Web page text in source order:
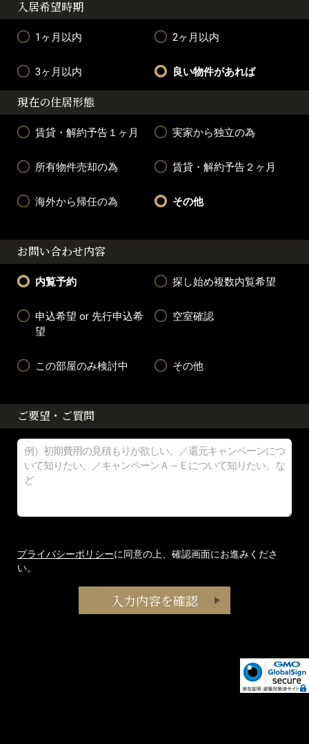
入居希望時期
1ヶ月以内 2ヶ月以内
3ヶ月以内 良い物件があれば
現在の住居形態
賃貸・解約予告１ヶ月 実家から独立の為
所有物件売却の為 賃貸・解約予告２ヶ月
海外から帰任の為 その他
お問い合わせ内容
内覧予約 探し始め複数内覧希望
申込希望 or 先行申込希
望
空室確認
この部屋のみ検討中 その他
ご要望・ご質問
プライバシーポリシーに同意の上、確認画面にお進みくださ
い。